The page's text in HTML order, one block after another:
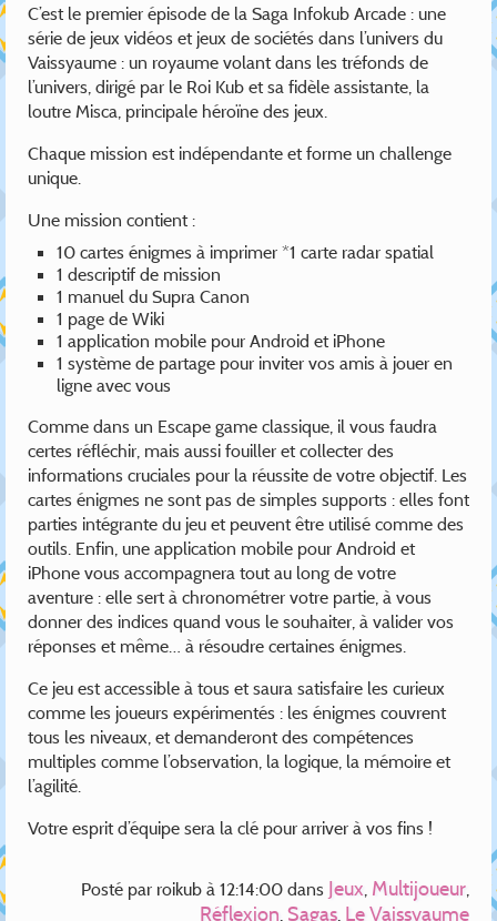
C’est le premier épisode de la Saga Infokub Arcade : une
série de jeux vidéos et jeux de sociétés dans l’univers du
Vaissyaume : un royaume volant dans les tréfonds de
l’univers, dirigé par le Roi Kub et sa fidèle assistante, la
loutre Misca, principale héroïne des jeux.
Chaque mission est indépendante et forme un challenge
unique.
Une mission contient :
10 cartes énigmes à imprimer *1 carte radar spatial
1 descriptif de mission
1 manuel du Supra Canon
1 page de Wiki
1 application mobile pour Android et iPhone
1 système de partage pour inviter vos amis à jouer en
ligne avec vous
Comme dans un Escape game classique, il vous faudra
certes réfléchir, mais aussi fouiller et collecter des
informations cruciales pour la réussite de votre objectif. Les
cartes énigmes ne sont pas de simples supports : elles font
parties intégrante du jeu et peuvent être utilisé comme des
outils. Enfin, une application mobile pour Android et
iPhone vous accompagnera tout au long de votre
aventure : elle sert à chronométrer votre partie, à vous
donner des indices quand vous le souhaiter, à valider vos
réponses et même… à résoudre certaines énigmes.
Ce jeu est accessible à tous et saura satisfaire les curieux
comme les joueurs expérimentés : les énigmes couvrent
tous les niveaux, et demanderont des compétences
multiples comme l’observation, la logique, la mémoire et
l’agilité.
Votre esprit d’équipe sera la clé pour arriver à vos fins !
Posté par roikub à 12:14:00 dans Jeux Multijoueur
Réflexion Sagas Le Vaissyaume